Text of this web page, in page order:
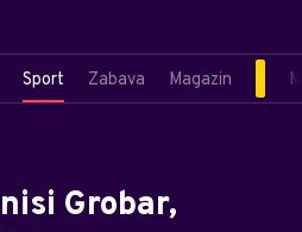
Sport Zabava Magazin
Grobar,